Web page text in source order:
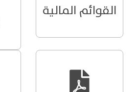
القوائم المالية